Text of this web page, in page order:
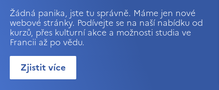
Žádná panika, jste tu správně. Máme jen nové
webové stránky. Podívejte se na naší nabídku od
kurzů, přes kulturní akce a možnosti studia ve
Francii až po vědu.
Zjistit více